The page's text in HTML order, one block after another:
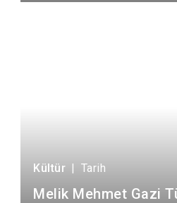
Kültür | Tarih
Melik Mehmet Gazi